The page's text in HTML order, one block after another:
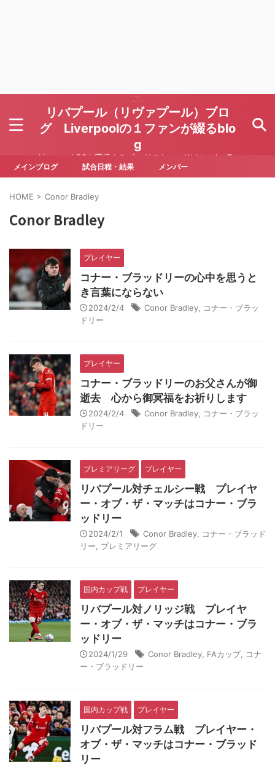
リバプール（リヴァプール）ブロ
グ Liverpoolの１ファンが綴るblo
g
Liverpool FCを応援するブログです Written by To
ru Yoda
メインブログ 試合日程・結果 メンバー
HOME > Conor Bradley
Conor Bradley
プレイヤー
コナー・ブラッドリーの心中を思うと
き言葉にならない
2024/2/4 Conor Bradley
コナー・ブラッ
ドリー
プレイヤー
コナー・ブラッドリーのお父さんが御
逝去 心から御冥福をお祈りします
2024/2/4 Conor Bradley
コナー・ブラッ
ドリー
プレミアリーグ プレイヤー
リバプール対チェルシー戦 プレイヤ
ー・オブ・ザ・マッチはコナー・ブラ
ッドリー
2024/2/1 Conor Bradley
コナー・ブラッド
リー
プレミアリーグ
国内カップ戦 プレイヤー
リバプール対ノリッジ戦 プレイヤ
ー・オブ・ザ・マッチはコナー・ブラ
ッドリー
2024/1/29 Conor Bradley FAカップ, コナ
ー・ブラッドリー
国内カップ戦 プレイヤー
リバプール対フラム戦 プレイヤー・
オブ・ザ・マッチはコナー・ブラッド
リー